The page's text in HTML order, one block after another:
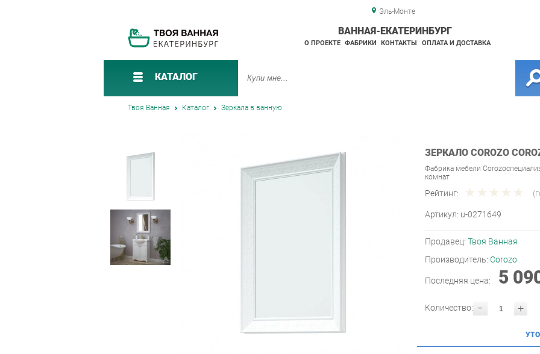
Эль-Монте
ВАННАЯ-ЕКАТЕРИНБУРГ
О ПРОЕКТЕ ФАБРИКИ КОНТАКТЫ ОПЛАТА И ДОСТАВКА
КАТАЛОГ
Твоя Ванная Каталог Зеркала в ванную
ЗЕРКАЛО COROZO
Фабрика мебели
комнат
Рейтинг:
Артикул: u-0271649
Продавец: Твоя Ванная
Производитель: Corozo
Последняя цена: 5
- +
Количество: